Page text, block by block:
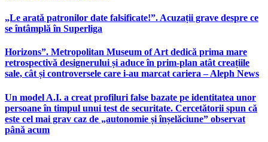
„Le arată patronilor date falsificate!”. Acuzații grave despre ce
se întâmplă în Superliga
Horizons”. Metropolitan Museum of Art dedică prima mare
retrospectivă designerului și aduce în prim-plan atât creațiile
sale, cât și controversele care i-au marcat cariera – Aleph News
Un model A.I. a creat profiluri false bazate pe identitatea unor
persoane în timpul unui test de securitate. Cercetătorii spun că
este cel mai grav caz de „autonomie și înșelăciune” observat
până acum